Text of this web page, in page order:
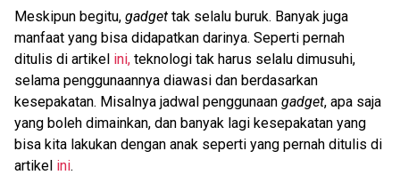
Meskipun begitu, gadget tak selalu buruk. Banyak juga
manfaat yang bisa didapatkan darinya. Seperti pernah
ditulis di artikel ini, teknologi tak harus selalu dimusuhi,
selama penggunaannya diawasi dan berdasarkan
kesepakatan. Misalnya jadwal penggunaan gadget, apa saja
yang boleh dimainkan, dan banyak lagi kesepakatan yang
bisa kita lakukan dengan anak seperti yang pernah ditulis di
artikel ini.